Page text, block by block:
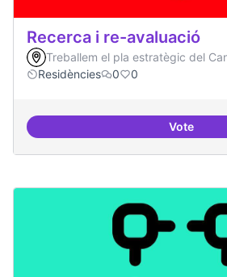
Recerca i re-avaluació
Treballem el pla estratègic del
Residències
0 0
VoteRecerca